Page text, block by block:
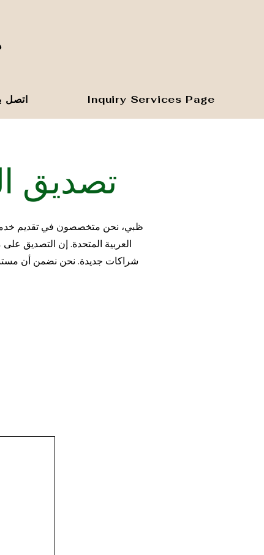
اتصل Inquiry Services Page
تصديق
العربية المتحدة. إن التصديق
شراكات جديدة. نحن نضمن أن